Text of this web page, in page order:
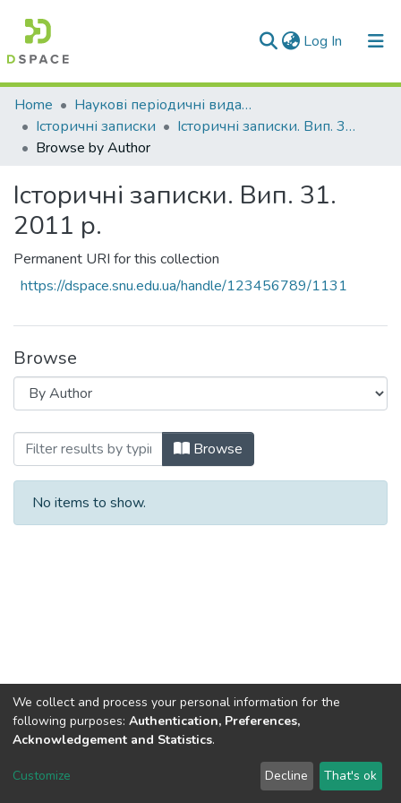
Log In (current)
Communities & Collections
All of DSpace
Home
Наукові періодичні видання СНУ ім. В. Даля
Історичні записки
Історичні записки. Вип. 31. 2011 р.
Browse by Author
Історичні записки. Вип. 31.
2011 р.
Permanent URI for this collection
https://dspace.snu.edu.ua/handle/123456789/1131
Browse
Browsing Історичні записки. Вип. 31.
Browse
No items to show.
Dspace & Volodymyr Dahl East Ukrainian National University
LYRASIS
Send Feedback
We collect and process your personal information for the
following purposes: Authentication, Preferences,
Acknowledgement and Statistics.
Customize Decline That's ok